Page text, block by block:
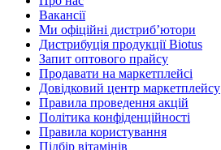
Вакансії
Ми офіційні дистриб’ютори
Дистрибуція продукції Biotus
Запит оптового прайсу
Продавати на маркетплейсі
Довідковий центр маркетплейсу
Правила проведення акцій
Політика конфіденційності
Правила користування
Підбір вітамінів